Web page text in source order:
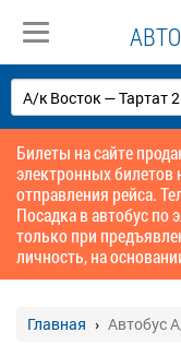
Билеты на сайте
электронных билетов
отправления рейса.
Посадка в автобус по
только при
личность, на
Главная Автобус